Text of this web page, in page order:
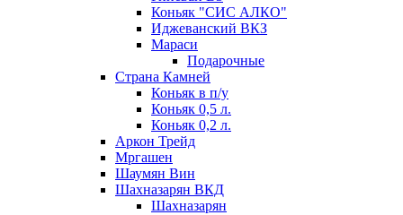
Коньяк "СИС АЛКО"
Иджеванский ВКЗ
Мараси
Подарочные
Страна Камней
Коньяк в п/у
Коньяк 0,5 л.
Коньяк 0,2 л.
Аркон Трейд
Мргашен
Шаумян Вин
Шахназарян ВКД
Шахназарян